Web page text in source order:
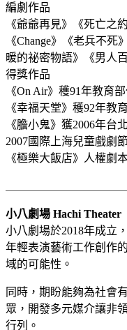
編劇作品
《爺爺再見》《死亡之
《Change》《老兵不
暖的祕密物語》《男人
得獎作品
《On Air》穫91年教育
《幸福天堂》穫92年教
《膽小鬼》獲2006年台
2007國際上海兒童戲劇
《極樂大飯店》人權劇
小八劇場 Hachi Theater
小八劇場於2018年成立
年輕表演藝術工作創作
域的可能性。
同時，期盼能夠為社會
眾，開發多元媒介讓非
行列。